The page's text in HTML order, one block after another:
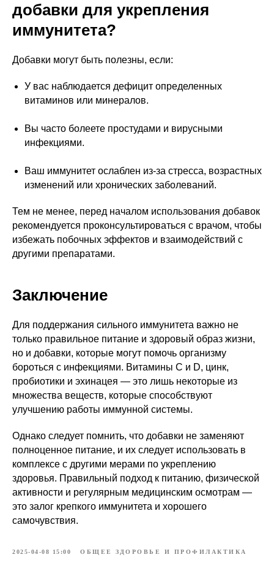
добавки для укрепления
иммунитета?
Добавки могут быть полезны, если:
У вас наблюдается дефицит определенных
витаминов или минералов.
Вы часто болеете простудами и вирусными
инфекциями.
Ваш иммунитет ослаблен из-за стресса, возрастных
изменений или хронических заболеваний.
Тем не менее, перед началом использования добавок
рекомендуется проконсультироваться с врачом, чтобы
избежать побочных эффектов и взаимодействий с
другими препаратами.
Заключение
Для поддержания сильного иммунитета важно не
только правильное питание и здоровый образ жизни,
но и добавки, которые могут помочь организму
бороться с инфекциями. Витамины C и D, цинк,
пробиотики и эхинацея — это лишь некоторые из
множества веществ, которые способствуют
улучшению работы иммунной системы.
Однако следует помнить, что добавки не заменяют
полноценное питание, и их следует использовать в
комплексе с другими мерами по укреплению
здоровья. Правильный подход к питанию, физической
активности и регулярным медицинским осмотрам —
это залог крепкого иммунитета и хорошего
самочувствия.
2025-04-08 15:00 ОБЩЕЕ ЗДОРОВЬЕ И ПРОФИЛАКТИКА